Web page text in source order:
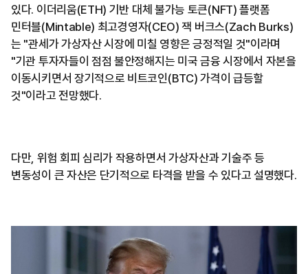
있다. 이더리움(ETH) 기반 대체 불가능 토큰(NFT) 플랫폼
민터블(Mintable) 최고경영자(CEO) 잭 버크스(Zach Burks)
는 "관세가 가상자산 시장에 미칠 영향은 긍정적일 것"이라며
"기관 투자자들이 점점 불안정해지는 미국 금융 시장에서 자본을
이동시키면서 장기적으로 비트코인(BTC) 가격이 급등할
것"이라고 전망했다.
다만, 위험 회피 심리가 작용하면서 가상자산과 기술주 등
변동성이 큰 자산은 단기적으로 타격을 받을 수 있다고 설명했다.